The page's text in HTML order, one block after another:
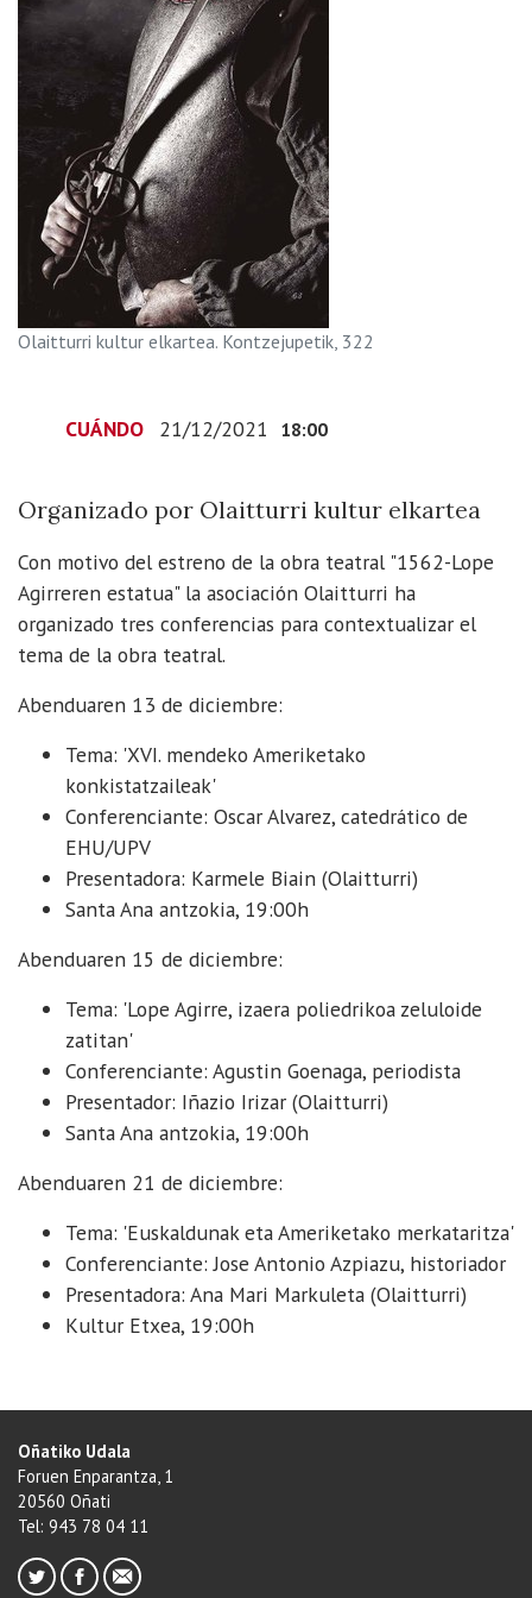
sobre
Aguirre
2021-
21T19:00:00+01:00
2021-
21T19:00:00+01:00
Organizado
por
elkartea
Olaitturri kultur elkartea. Kontzejupetik, 322
CUÁNDO 21/12/2021 18:00
Organizado por Olaitturri kultur elkartea
Con motivo del estreno de la obra teatral "1562-Lope
Agirreren estatua" la asociación Olaitturri ha
organizado tres conferencias para contextualizar el
tema de la obra teatral.
Abenduaren 13 de diciembre:
Tema: 'XVI. mendeko Ameriketako
konkistatzaileak'
Conferenciante: Oscar Alvarez, catedrático de
EHU/UPV
Presentadora: Karmele Biain (Olaitturri)
Santa Ana antzokia, 19:00h
Abenduaren 15 de diciembre:
Tema: 'Lope Agirre, izaera poliedrikoa zeluloide
zatitan'
Conferenciante: Agustin Goenaga, periodista
Presentador: Iñazio Irizar (Olaitturri)
Santa Ana antzokia, 19:00h
Abenduaren 21 de diciembre:
Tema: 'Euskaldunak eta Ameriketako merkataritza'
Conferenciante: Jose Antonio Azpiazu, historiador
Presentadora: Ana Mari Markuleta (Olaitturri)
Kultur Etxea, 19:00h
Oñatiko Udala
Foruen Enparantza, 1
20560 Oñati
Tel: 943 78 04 11